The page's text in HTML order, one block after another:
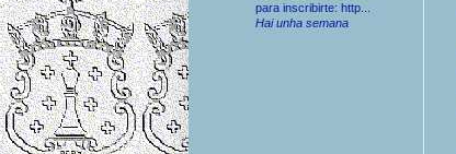
para inscribirte: http...
Hai unha semana